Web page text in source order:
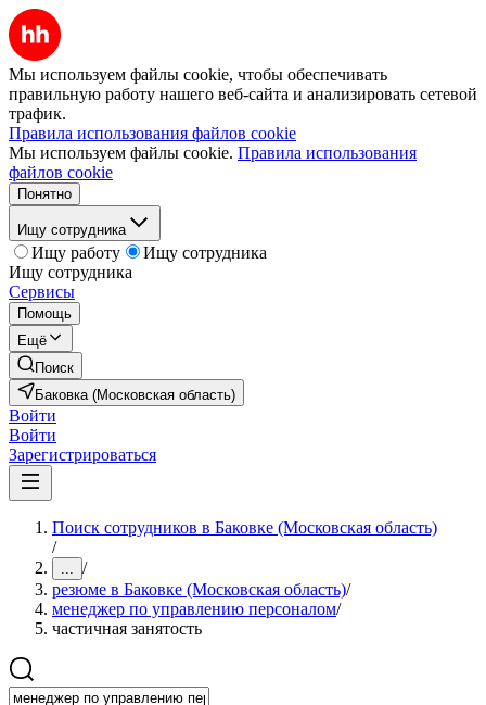
Мы используем файлы cookie, чтобы обеспечивать
правильную работу нашего веб-сайта и анализировать сетевой
трафик.
Правила использования файлов cookie
Мы используем файлы cookie. Правила использования
файлов cookie
Понятно
Ищу сотрудника
Ищу работу
Ищу сотрудника
Ищу сотрудника
Сервисы
Помощь
Ещё
Поиск
Баковка (Московская область)
Войти
Войти
Зарегистрироваться
Поиск сотрудников в Баковке (Московская область)
/
... /
резюме в Баковке (Московская область)/
менеджер по управлению персоналом/
частичная занятость